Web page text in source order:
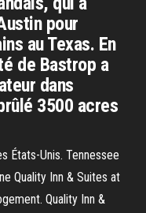
pour
au Texas. En
de Bastrop a
dans
3500 acres
États-Unis. Tennessee
Quality Inn & Suites at
Quality Inn &